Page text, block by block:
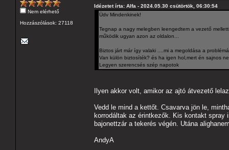
Nem elérhető
Hozzászólások: 27118
Idézetet írta: Alfa - 2024.05.30 csütörtök, 06:30:54
Üdv Mindenkinek!
Tegnap a nagy melegben leengedtem a vezető
működik ugyan azon az oldalon...
Biztos járt már így valaki ....mi a megoldása a
Van külön biztosíték? és ha igen hol,mert én sajnos
Legyen szerencsés szép napotok
Ilyen akkor volt, amikor az ajtó átvezető
Vedd le mind a kettőt. Csavarva jön le,
korrodáltak az érintkezők. Kis kontakt
bajonettzár a tekerés végén. Utána
AndyA